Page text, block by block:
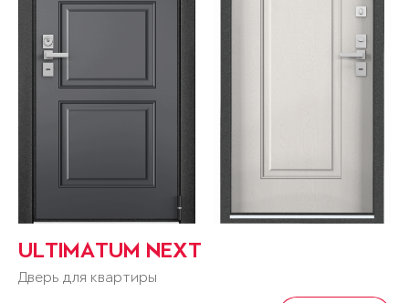
ULTIMATUM NEXT
Дверь для квартиры